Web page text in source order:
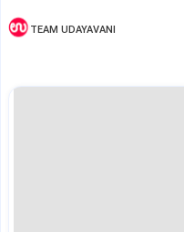
TEAM UDAYAVANI